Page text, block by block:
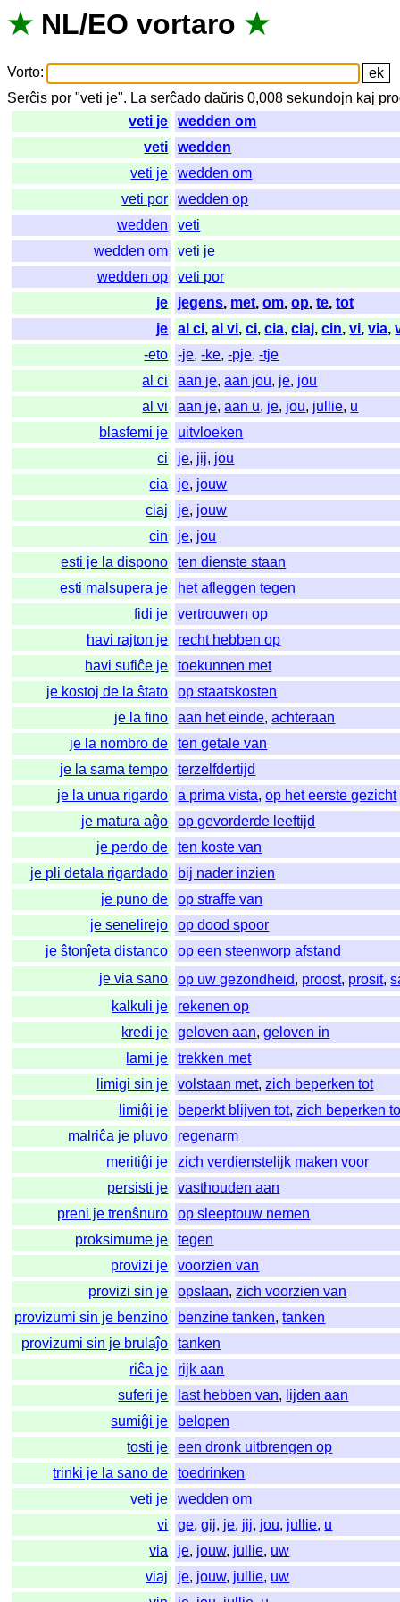
★ NL/EO vortaro ★
Vorto:
Serĉis por "veti je". La serĉado daŭris 0,008sekundojn kaj
veti je
wedden om
veti
wedden
veti je
wedden om
veti por
wedden op
wedden
veti
wedden om
veti je
wedden op
veti por
je
jegens, met,om,op,te,tot
je
al ci,al vi,ci,cia,ciaj,cin,vi,via,
-eto
-je,-ke,-pje,-tje
al ci
aan je,aan jou, je, jou
al vi
aan je,aan u, je, jou, jullie, u
blasfemi je
uitvloeken
ci
je, jij, jou
cia
je, jouw
ciaj
je, jouw
cin
je, jou
esti je la dispono
ten dienste staan
esti malsupera je
het afleggen tegen
fidi je
vertrouwen op
havi rajton je
recht hebben op
havi sufiĉe je
toekunnen met
je kostoj de la ŝtato
op staatskosten
je la fino
aan het einde,achteraan
je la nombro de
ten getale van
je la sama tempo
terzelfdertijd
je la unua rigardo
a prima vista,op het eerste gezicht
je matura aĝo
op gevorderde leeftijd
je perdo de
ten koste van
je pli detala rigardado
bij nader inzien
je puno de
op straffe van
je senelirejo
op dood spoor
je ŝtonĵeta distanco
op een steenworp afstand
je via sano
op uw gezondheid, proost, prosit,
kalkuli je
rekenen op
kredi je
geloven aan,geloven in
lami je
trekken met
limigi sin je
volstaan met,zich beperken tot
limiĝi je
beperkt blijven tot,zich beperken
malriĉa je pluvo
regenarm
meritiĝi je
zich verdienstelijk maken voor
persisti je
vasthouden aan
preni je trenŝnuro
op sleeptouw nemen
proksimume je
tegen
provizi je
voorzien van
provizi sin je
opslaan,zich voorzien van
provizumi sin je benzino
benzine tanken,tanken
provizumi sin je brulaĵo
tanken
riĉa je
rijk aan
suferi je
last hebben van, lijden aan
sumiĝi je
belopen
tosti je
een dronk uitbrengen op
trinki je la sano de
toedrinken
veti je
wedden om
vi
ge,gij, je, jij, jou, jullie, u
via
je, jouw, jullie, uw
viaj
je, jouw, jullie, uw